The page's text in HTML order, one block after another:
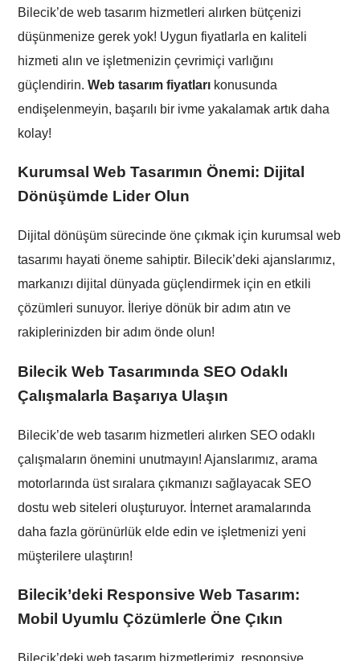
Bilecik’de web tasarım hizmetleri alırken bütçenizi
düşünmenize gerek yok! Uygun fiyatlarla en kaliteli
hizmeti alın ve işletmenizin çevrimiçi varlığını
güçlendirin.Web tasarım fiyatları konusunda
endişelenmeyin, başarılı bir ivme yakalamak artık daha
kolay!
Kurumsal Web Tasarımın Önemi: Dijital
Dönüşümde Lider Olun
Dijital dönüşüm sürecinde öne çıkmak için kurumsal web
tasarımı hayati öneme sahiptir. Bilecik’deki ajanslarımız,
markanızı dijital dünyada güçlendirmek için en etkili
çözümleri sunuyor. İleriye dönük bir adım atın ve
rakiplerinizden bir adım önde olun!
Bilecik Web Tasarımında SEO Odaklı
Çalışmalarla Başarıya Ulaşın
Bilecik’de web tasarım hizmetleri alırken SEO odaklı
çalışmaların önemini unutmayın! Ajanslarımız, arama
motorlarında üst sıralara çıkmanızı sağlayacak SEO
dostu web siteleri oluşturuyor. İnternet aramalarında
daha fazla görünürlük elde edin ve işletmenizi yeni
müşterilere ulaştırın!
Bilecik’de ki Responsive Web Tasarım:
Mobil Uyumlu Çözümlerle Öne Çıkın
Bilecik’deki web tasarım hizmetlerimiz, responsive